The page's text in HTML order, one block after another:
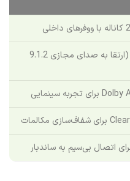
سیستم صوتی تلویزیون